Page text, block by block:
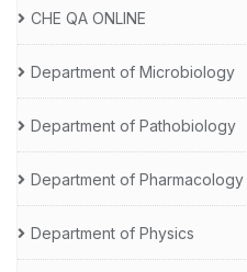
CHE QA ONLINE
Department of Microbiology
Department of Pathobiology
Department of Pharmacology
Department of Physics